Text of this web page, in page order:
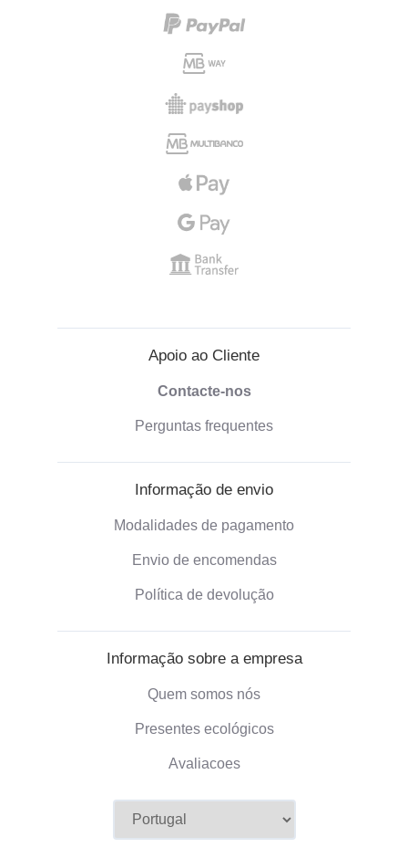
Apoio ao Cliente
Contacte-nos
Perguntas frequentes
Informação de envio
Modalidades de pagamento
Envio de encomendas
Política de devolução
Informação sobre a empresa
Quem somos nós
Presentes ecológicos
Avaliacoes